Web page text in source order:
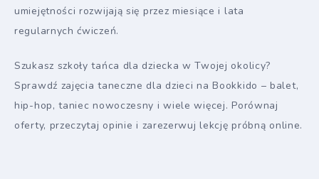
umiejętności rozwijają się przez miesiące i lata
regularnych ćwiczeń.
Szukasz szkoły tańca dla dziecka w Twojej okolicy?
Sprawdź zajęcia taneczne dla dzieci na Bookkido – balet,
hip-hop, taniec nowoczesny i wiele więcej. Porównaj
oferty, przeczytaj opinie i zarezerwuj lekcję próbną online.